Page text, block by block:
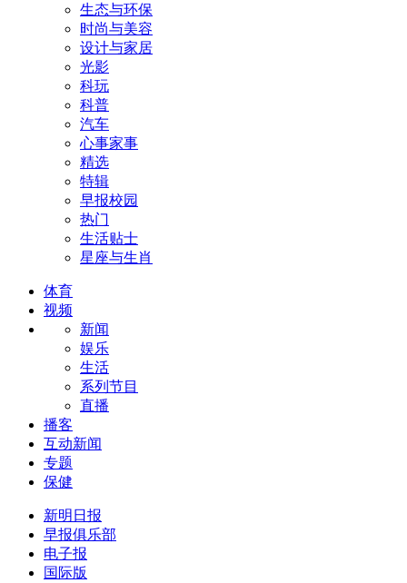
生态与环保
时尚与美容
设计与家居
光影
科玩
科普
汽车
心事家事
精选
特辑
早报校园
热门
生活贴士
星座与生肖
体育
视频
新闻
娱乐
生活
系列节目
直播
播客
互动新闻
专题
保健
新明日报
早报俱乐部
电子报
国际版